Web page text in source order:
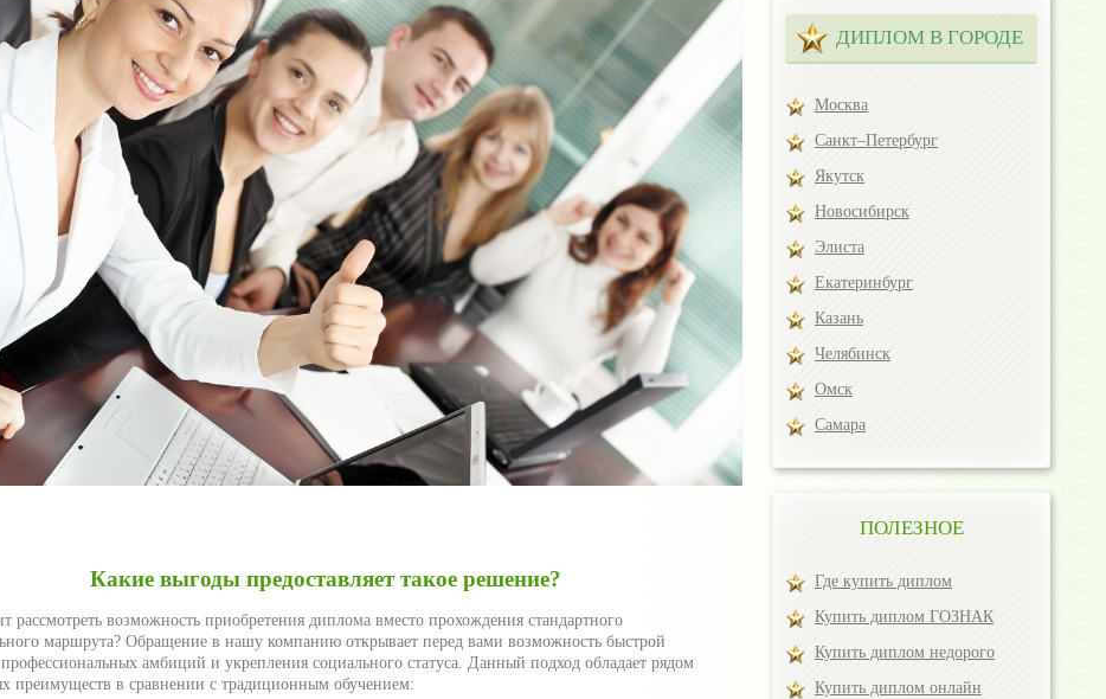
Какие выгоды предоставляет такое решение?
рассмотреть возможность приобретения диплома вместо прохождения стандартного
маршрута? Обращение в нашу компанию открывает перед вами возможность быстрой
амбиций и укрепления социального статуса. Данный подход обладает рядом
преимуществ в сравнении с традиционным обучением:
ДИПЛОМ В ГОРОДЕ
Москва
Санкт–Петербург
Якутск
Новосибирск
Элиста
Екатеринбург
Казань
Челябинск
Омск
Самара
ПОЛЕЗНОЕ
Где купить диплом
Купить диплом ГОЗНАК
Купить диплом недорого
Купить диплом онлайн